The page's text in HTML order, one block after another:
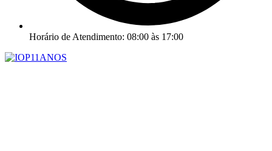
Horário de Atendimento: 08:00 às 17:00